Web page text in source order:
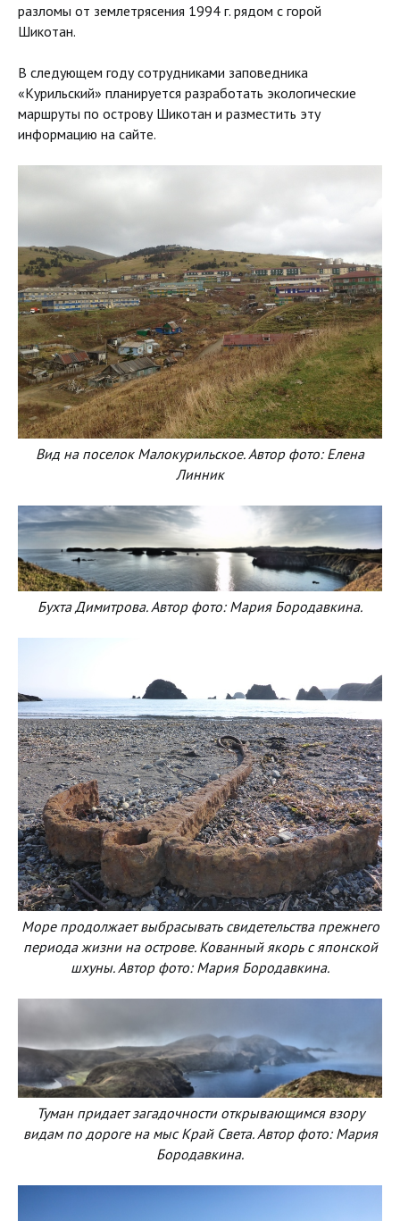
разломы от землетрясения 1994 г. рядом с горой
Шикотан.
В следующем году сотрудниками заповедника
«Курильский» планируется разработать экологические
маршруты по острову Шикотан и разместить эту
информацию на сайте.
Вид на поселок Малокурильское. Автор фото: Елена
Линник
Бухта Димитрова. Автор фото: Мария Бородавкина.
Море продолжает выбрасывать свидетельства прежнего
периода жизни на острове. Кованный якорь с японской
шхуны. Автор фото: Мария Бородавкина.
Туман придает загадочности открывающимся взору
видам по дороге на мыс Край Света. Автор фото: Мария
Бородавкина.